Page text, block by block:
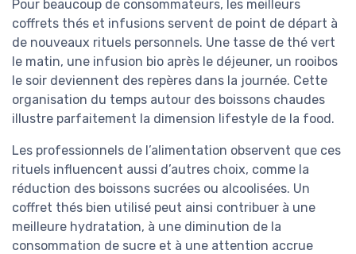
Pour beaucoup de consommateurs, les meilleurs
coffrets thés et infusions servent de point de départ à
de nouveaux rituels personnels. Une tasse de thé vert
le matin, une infusion bio après le déjeuner, un rooibos
le soir deviennent des repères dans la journée. Cette
organisation du temps autour des boissons chaudes
illustre parfaitement la dimension lifestyle de la food.
Les professionnels de l’alimentation observent que ces
rituels influencent aussi d’autres choix, comme la
réduction des boissons sucrées ou alcoolisées. Un
coffret thés bien utilisé peut ainsi contribuer à une
meilleure hydratation, à une diminution de la
consommation de sucre et à une attention accrue